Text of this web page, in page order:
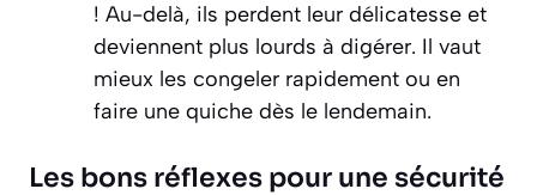
! Au-delà, ils perdent leur délicatesse et
deviennent plus lourds à digérer. Il vaut
mieux les congeler rapidement ou en
faire une quiche dès le lendemain.
Les bons réflexes pour une sécurité